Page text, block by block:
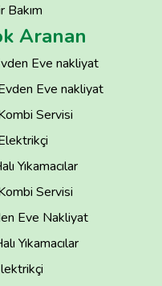
Bakım
Aranan
Eve nakliyat
Eve nakliyat
Servisi
Yıkamacılar
Servisi
Eve Nakliyat
Yıkamacılar